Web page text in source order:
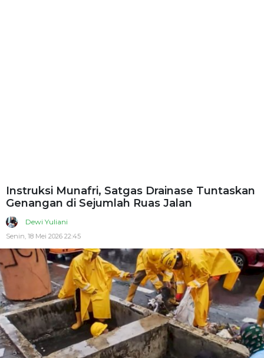
Instruksi Munafri, Satgas Drainase Tuntaskan
Genangan di Sejumlah Ruas Jalan
Dewi Yuliani
Senin, 18 Mei 2026 22:45